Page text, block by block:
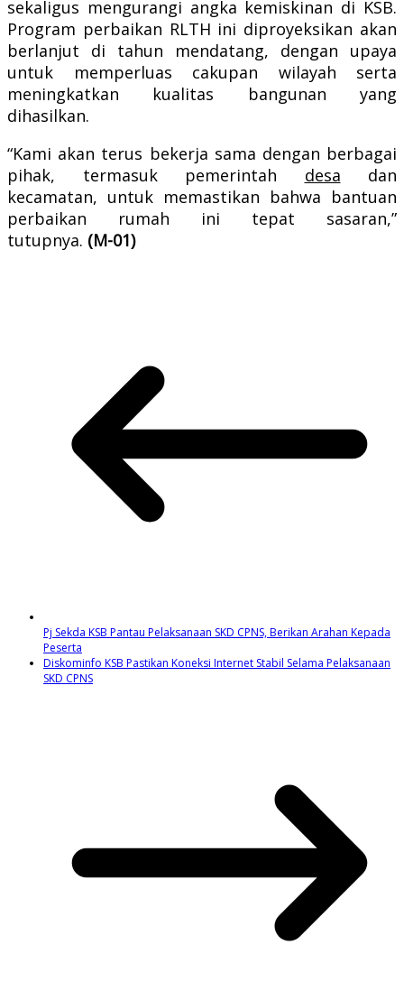
sekaligus mengurangi angka kemiskinan di KSB.
Program perbaikan RLTH ini diproyeksikan akan
berlanjut di tahun mendatang, dengan upaya
untuk memperluas cakupan wilayah serta
meningkatkan kualitas bangunan yang
dihasilkan.
“Kami akan terus bekerja sama dengan berbagai
pihak, termasuk pemerintah desa dan
kecamatan, untuk memastikan bahwa bantuan
perbaikan rumah ini tepat sasaran,”
tutupnya. (M-01)
Pj Sekda KSB Pantau Pelaksanaan SKD CPNS, Berikan Arahan Kepada
Peserta
Diskominfo KSB Pastikan Koneksi Internet Stabil Selama Pelaksanaan
SKD CPNS